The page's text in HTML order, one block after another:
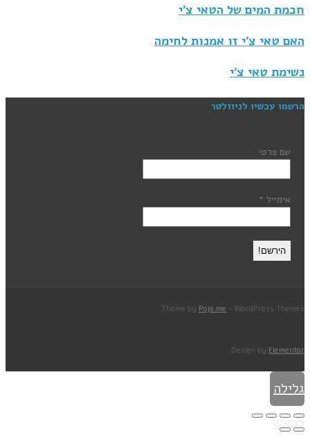
חכמת המים של הטאי צ'י
האם טאי צ'י זו אמנות לחימה
נשימת טאי צ'י
הרשמו עכשיו לניוזלטר
שם פרטי
אימייל *
Theme by Pojo.me - WordPress Themes
Design by Elementor
גלילה
לראש